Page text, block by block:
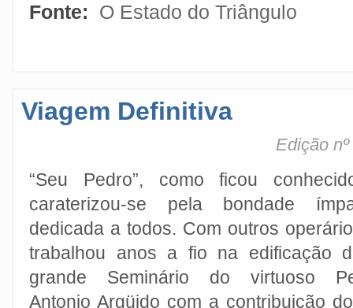
Fonte:
O Estado do Triângulo
Viagem Definitiva
Edição
“Seu Pedro”, como ficou
caraterizou-se pela bondade
dedicada a todos. Com outros
trabalhou anos a fio na edificação
grande Seminário do virtuoso
Antonio Argüido com a contribuição